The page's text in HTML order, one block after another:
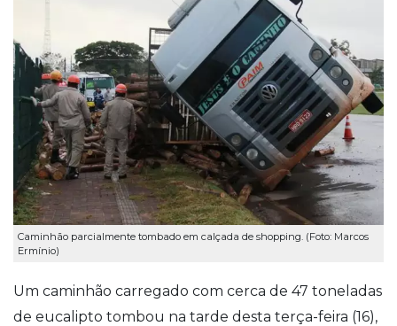
Caminhão parcialmente tombado em calçada de shopping. (Foto: Marcos
Ermínio)
Um caminhão carregado com cerca de 47 toneladas
de eucalipto tombou na tarde desta terça-feira (16),